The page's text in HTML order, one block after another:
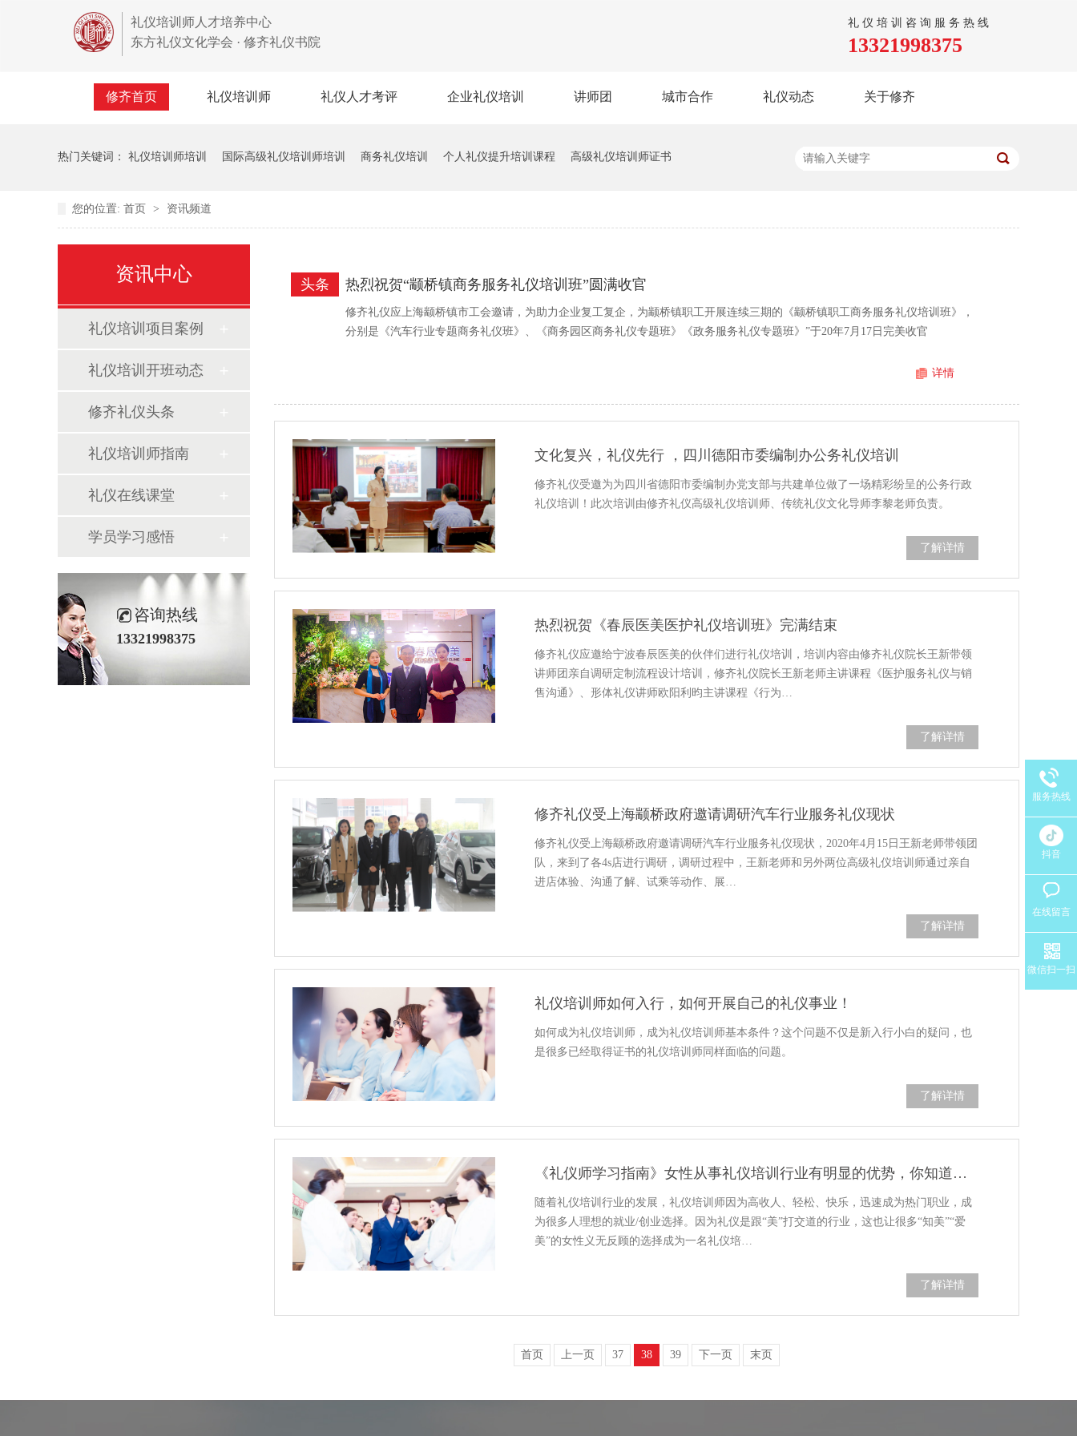
礼仪培训师人才培养中心
东方礼仪文化学会 · 修齐礼仪书院
礼仪培训咨询服务热线
13321998375
修齐首页 礼仪培训师 礼仪人才考评 企业礼仪培训 讲师团 城市合作 礼仪动态 关于修齐
热门关键词： 礼仪培训师培训 国际高级礼仪培训师培训 商务礼仪培训 个人礼仪提升培训课程 高级礼仪培训师证书
您的位置: 首页 > 资讯频道
热烈祝贺“颛桥镇商务服务礼仪培训班”圆满收官
头条
修齐礼仪应上海颛桥镇市工会邀请，为助力企业复工复企，为颛桥镇职工开展连续三期的《颛桥镇职工商务服务礼仪培训班》，
分别是《汽车行业专题商务礼仪班》、《商务园区商务礼仪专题班》《政务服务礼仪专题班》”于20年7月17日完美收官
详情
文化复兴，礼仪先行 ，四川德阳市委编制办公务礼仪培训
修齐礼仪受邀为为四川省德阳市委编制办党支部与共建单位做了一场精彩纷呈的公务行政
礼仪培训！此次培训由修齐礼仪高级礼仪培训师、传统礼仪文化导师李黎老师负责。
了解详情
热烈祝贺《春辰医美医护礼仪培训班》完满结束
修齐礼仪应邀给宁波春辰医美的伙伴们进行礼仪培训，培训内容由修齐礼仪院长王新带领
讲师团亲自调研定制流程设计培训，修齐礼仪院长王新老师主讲课程《医护服务礼仪与销
售沟通》、形体礼仪讲师欧阳利昀主讲课程《行为…
了解详情
修齐礼仪受上海颛桥政府邀请调研汽车行业服务礼仪现状
修齐礼仪受上海颛桥政府邀请调研汽车行业服务礼仪现状，2020年4月15日王新老师带领团
队，来到了各4s店进行调研，调研过程中，王新老师和另外两位高级礼仪培训师通过亲自
进店体验、沟通了解、试乘等动作、展…
了解详情
礼仪培训师如何入行，如何开展自己的礼仪事业！
如何成为礼仪培训师，成为礼仪培训师基本条件？这个问题不仅是新入行小白的疑问，也
是很多已经取得证书的礼仪培训师同样面临的问题。
了解详情
《礼仪师学习指南》女性从事礼仪培训行业有明显的优势，你知道吗？
随着礼仪培训行业的发展，礼仪培训师因为高收人、轻松、快乐，迅速成为热门职业，成
为很多人理想的就业/创业选择。因为礼仪是跟“美”打交道的行业，这也让很多“知美”“爱
美”的女性义无反顾的选择成为一名礼仪培…
了解详情
首页 上一页 37 38 39 下一页 末页
资讯中心
礼仪培训项目案例
礼仪培训开班动态
修齐礼仪头条
礼仪培训师指南
礼仪在线课堂
学员学习感悟
咨询热线
13321998375
服务热线
抖音
在线留言
微信扫一扫